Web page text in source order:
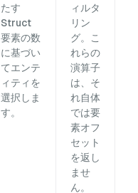
たす
Struct
要素の数
に基づい
てエンテ
ィティを
選択しま
す。
ィルタ
リン
グ。こ
れらの
演算子
は、そ
れ自体
では要
素オフ
セット
を返し
ませ
ん。